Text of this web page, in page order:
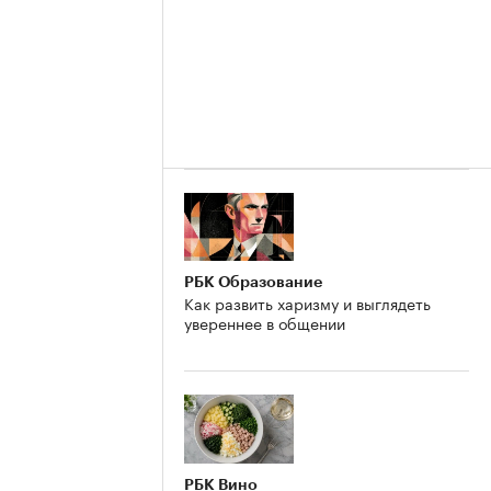
РБК Образование
Как развить харизму и выглядеть
увереннее в общении
РБК Вино